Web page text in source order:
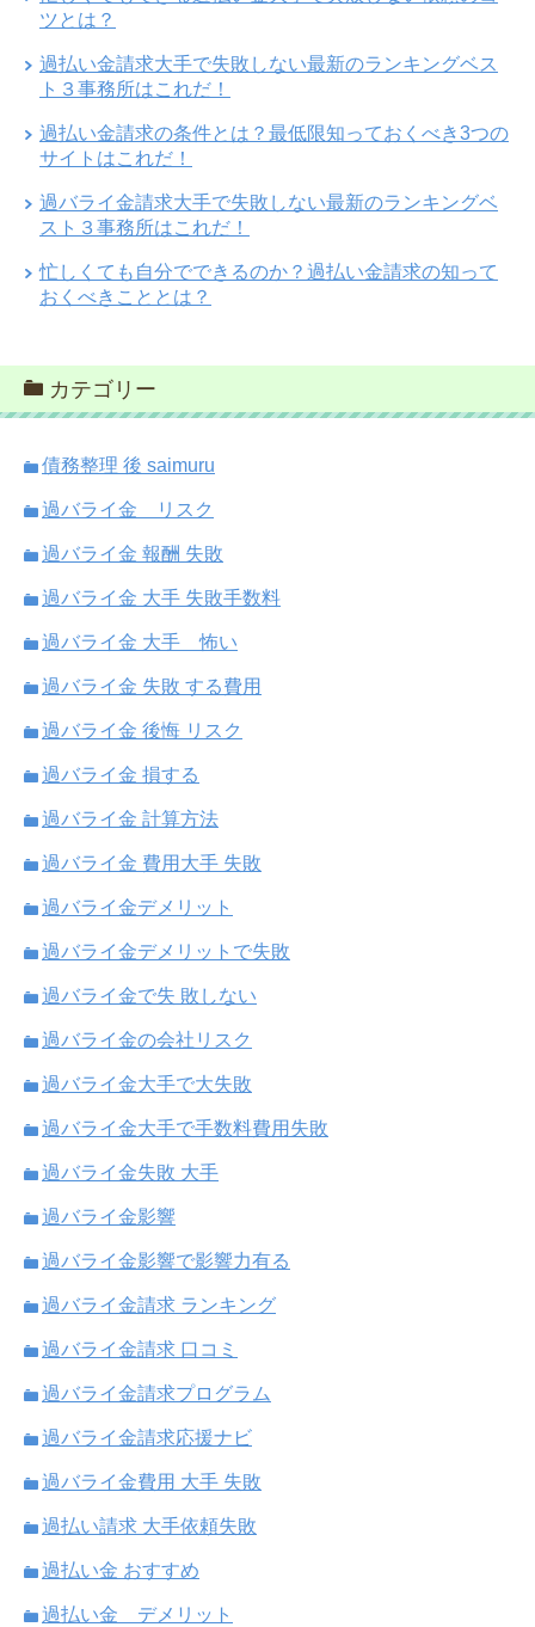
ツとは？
過払い金請求大手で失敗しない最新のランキングベス
ト３事務所はこれだ！
過払い金請求の条件とは？最低限知っておくべき3つの
サイトはこれだ！
過バライ金請求大手で失敗しない最新のランキングベ
スト３事務所はこれだ！
忙しくても自分でできるのか？過払い金請求の知って
おくべきこととは？
カテゴリー
債務整理 後 saimuru
過バライ金 リスク
過バライ金 報酬 失敗
過バライ金 大手 失敗手数料
過バライ金 大手 怖い
過バライ金 失敗 する費用
過バライ金 後悔 リスク
過バライ金 損する
過バライ金 計算方法
過バライ金 費用大手 失敗
過バライ金デメリット
過バライ金デメリットで失敗
過バライ金で失 敗しない
過バライ金の会社リスク
過バライ金大手で大失敗
過バライ金大手で手数料費用失敗
過バライ金失敗 大手
過バライ金影響
過バライ金影響で影響力有る
過バライ金請求 ランキング
過バライ金請求 口コミ
過バライ金請求プログラム
過バライ金請求応援ナビ
過バライ金費用 大手 失敗
過払い請求 大手依頼失敗
過払い金 おすすめ
過払い金 デメリット